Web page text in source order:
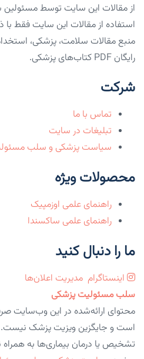
از مقالات این سایت توسط مسئولین
استفاده از مقالات این سایت فقط
منبع مقالات سلامت، پزشکی،
رایگان PDF کتاب‌های پزشکی.
شرکت
تماس با ما
تبلیغات در سایت
سیاست پزشکی و سلب
محصولات ویژه
راهنمای علمی اوزمپیک
راهنمای علمی ساکسندا
ما را دنبال کنید
اینستاگرام مدیریت اعلان‌ها
سلب مسئولیت پزشکی
محتوای ارائه‌شده در این وب‌سایت
است و جایگزین ویزیت پزشک
تشخیص یا درمان بیماری‌ها به همراه